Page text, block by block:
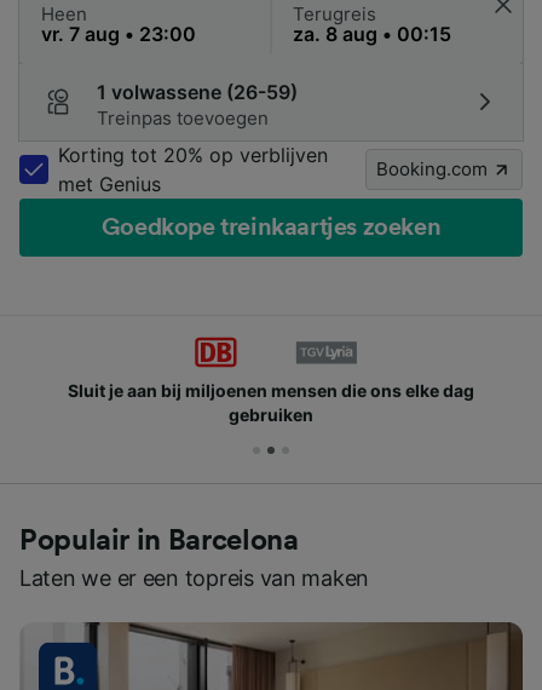
Heen Terugreis
1 volwassene (26-59)
Treinpas toevoegen
Korting tot 20% op verblijven
met Genius
Booking.com
Goedkope treinkaartjes zoeken
Sluit je aan bij miljoenen mensen die ons elke dag
gebruiken
Populair in Barcelona
Laten we er een topreis van maken